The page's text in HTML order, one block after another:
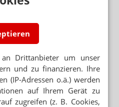
Drittanbieter um unser
und zu finanzieren. Ihre
(IP-Adressen o.ä.) werden
auf Ihrem Gerät zu
zugreifen (z. B. Cookies,
PLANEN
„Mehr als 10 Prozent